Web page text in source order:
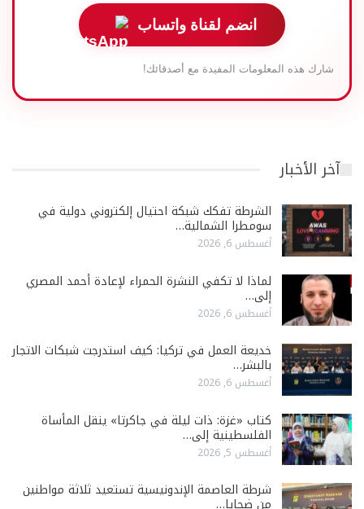
انضم لقناة واتساب
شارك هذه المعلومات المفيدة مع أصدقائك!
آخر الأخبار
الشرطة تفكك شبكة احتيال إلكتروني دولية في
سومطرا الشمالية…
أغسطس 6, 2026
لماذا لا تكفي النشرة الحمراء لإعادة أحمد المصري
إلى…
أغسطس 6, 2026
خديعة العمل في تركيا: كيف استدرجت شبكات الاتجار
بالبشر…
أغسطس 6, 2026
كتاب «غزة: ذات ليلة في جاكرتا» ينقل المأساة
الفلسطينية إلى…
أغسطس 5, 2026
شرطة العاصمة الإندونيسية تستعيد ثلاثة مواطنين